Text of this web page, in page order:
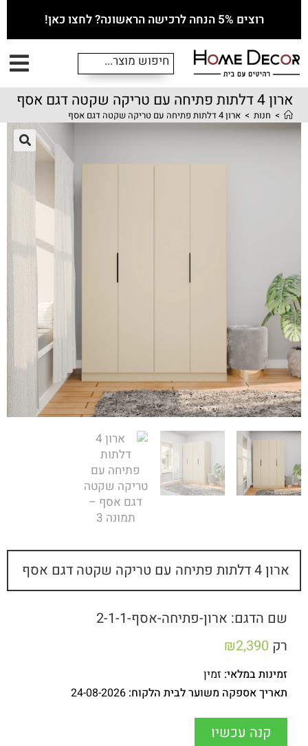
רוצים 5% הנחה לרכישה הראשונה? לחצו כאן!
ארון 4 דלתות פתיחה עם טריקה שקטה דגם אסף
> חנות > ארון 4 דלתות פתיחה עם טריקה שקטה דגם אסף
ארון 4 דלתות פתיחה עם טריקה שקטה דגם אסף
שם הדגם: ארון-פתיחה-אסף-2-1-1
רק
₪2,390
זמינות במלאי: זמין
תאריך אספקה משוער לבית הלקוח: 24-08-2026
קנה עכשיו